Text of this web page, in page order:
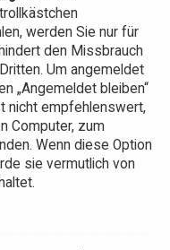
werden Sie nur für
den Missbrauch
Um angemeldet
„Angemeldet bleiben“
nicht empfehlenswert,
Computer, zum
Wenn diese Option
sie vermutlich von